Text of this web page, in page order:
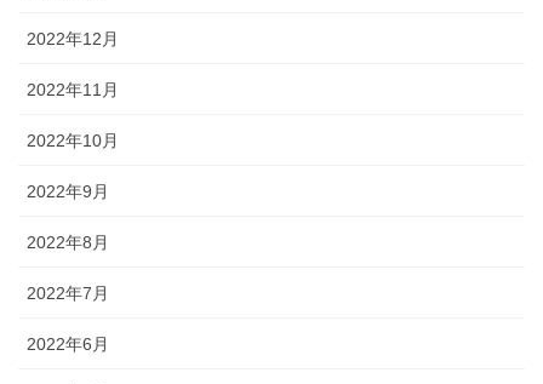
2022年12月
2022年11月
2022年10月
2022年9月
2022年8月
2022年7月
2022年6月